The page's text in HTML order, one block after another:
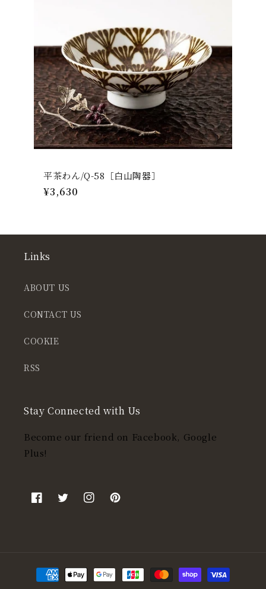
平茶わん/Q-58［白山陶器］
通
格
¥3,630
Links
ABOUT US
CONTACT US
COOKIE
RSS
Stay Connected with Us
Become our friend on Facebook, Google
Plus!
FacebookTwitterInstagramPinterest
決
済